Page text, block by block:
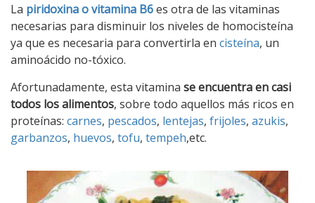
La piridoxina o vitamina B6es otra de las vitaminas
necesarias para disminuir los niveles de homocisteína
ya que es necesaria para convertirla en cisteína, un
aminoácido no-tóxico.
Afortunadamente, esta vitamina se encuentra en casi
todos los alimentos, sobre todo aquellos más ricos en
proteínas: carnes, pescados, lentejas, frijoles, azukis,
garbanzos, huevos, tofu, tempeh,etc.